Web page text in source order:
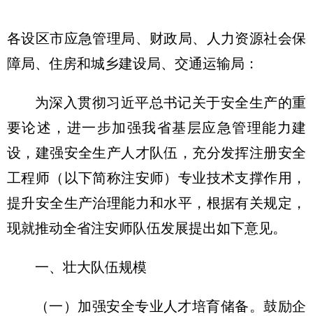
各设区市应急管理局、财政局、人力资源社会保
障局、住房和城乡建设局、交通运输局：
为深入贯彻习近平总书记关于安全生产的重
要论述，进一步加强我省基层应急管理能力建
设，建强安全生产人才队伍，充分发挥注册安全
工程师（以下简称注安师）专业技术支撑作用，
提升安全生产治理能力和水平，根据有关规定，
现就推动全省注安师队伍发展提出如下意见。
一、壮大队伍规模
（一）加强安全专业人才培育储备。鼓励企